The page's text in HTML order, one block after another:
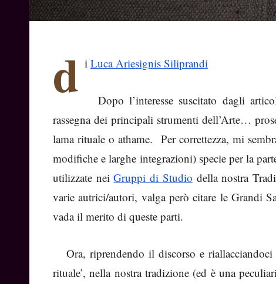
d i Luca Ariesignis Siliprandi
Dopo l’interesse suscitato dagli
rassegna dei principali strumenti dell’Arte…
lama rituale o athame. Per correttezza, mi
modifiche e larghe integrazioni) specie per la
utilizzate neiGruppi di Studio della nostra
varie autrici/autori, valga però citare le Grandi
vada il merito di queste parti.
Ora, riprendendo il discorso e
rituale’, nella nostra tradizione (ed è una